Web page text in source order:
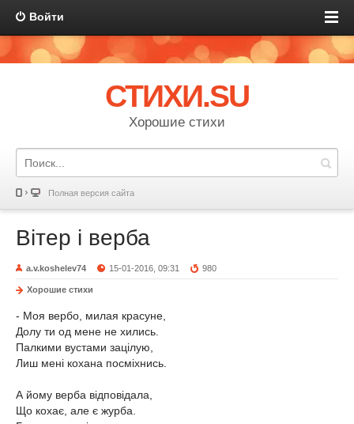
Войти
СТИХИ.SU
Хорошие стихи
Полная версия сайта
Вітер і верба
a.v.koshelev74 15-01-2016, 09:31 980
Хорошие стихи
- Моя вербо, милая красуне,
Долу ти од мене не хились.
Палкими вустами зацілую,
Лиш мені кохана посміхнись.
А йому верба відповідала,
Що кохає, але є журба.